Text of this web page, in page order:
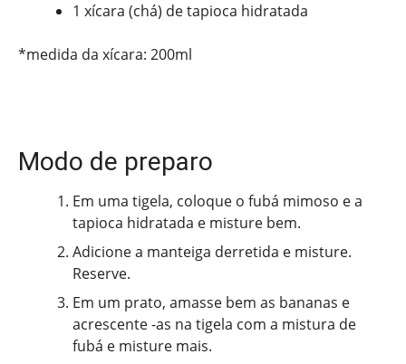
1 xícara (chá) de tapioca hidratada
*medida da xícara: 200ml
Modo de preparo
Em uma tigela, coloque o fubá mimoso e a
tapioca hidratada e misture bem.
Adicione a manteiga derretida e misture.
Reserve.
Em um prato, amasse bem as bananas e
acrescente -as na tigela com a mistura de
fubá e misture mais.